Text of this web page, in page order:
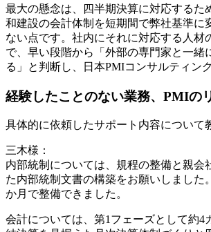
最大の懸念は、四半期決算に対応するた
和建設の会計体制を短期間で弊社基準に
ない点です。社内にそれに対応する人材
で、早い段階から「外部の専門家と一緒
る」と判断し、日本PMIコンサルティン
経験したことのない業務、PMIの
具体的に依頼したサポート内容について
三木様：
内部統制については、規程の整備と親会
た内部統制文書の構築をお願いしました
か月で整備できました。
会計については、第1フェーズとして約4